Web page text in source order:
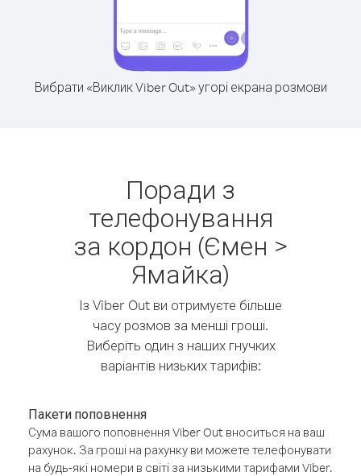
Вибрати «Виклик Viber Out» угорі екрана розмови
Поради з
телефонування
за кордон (Ємен >
Ямайка)
Із Viber Out ви отримуєте більше
часу розмов за менші гроші.
Виберіть один з наших гнучких
варіантів низьких тарифів:
Пакети поповнення
Сума вашого поповнення Viber Out вноситься на ваш
рахунок. За гроші на рахунку ви можете телефонувати
на будь-які номери в світі за низькими тарифами Viber.